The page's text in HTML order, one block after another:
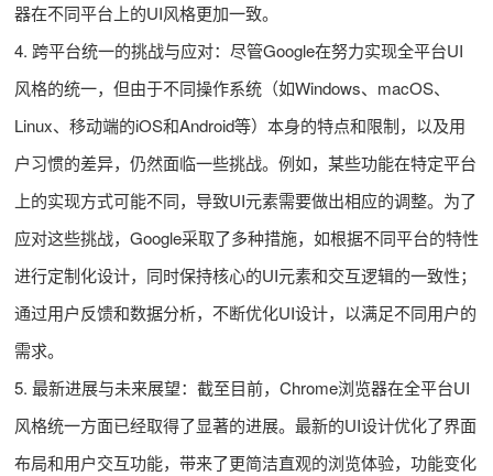
器在不同平台上的UI风格更加一致。
4. 跨平台统一的挑战与应对：尽管Google在努力实现全平台UI
风格的统一，但由于不同操作系统（如Windows、macOS、
Linux、移动端的iOS和Android等）本身的特点和限制，以及用
户习惯的差异，仍然面临一些挑战。例如，某些功能在特定平台
上的实现方式可能不同，导致UI元素需要做出相应的调整。为了
应对这些挑战，Google采取了多种措施，如根据不同平台的特性
进行定制化设计，同时保持核心的UI元素和交互逻辑的一致性；
通过用户反馈和数据分析，不断优化UI设计，以满足不同用户的
需求。
5. 最新进展与未来展望：截至目前，Chrome浏览器在全平台UI
风格统一方面已经取得了显著的进展。最新的UI设计优化了界面
布局和用户交互功能，带来了更简洁直观的浏览体验，功能变化